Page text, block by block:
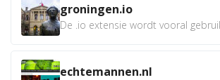
groningen.io
echtemannen.nl